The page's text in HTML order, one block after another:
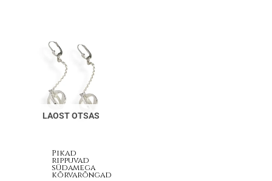
LAOST OTSAS
Pikad
rippuvad
südamega
kõrvarõngad